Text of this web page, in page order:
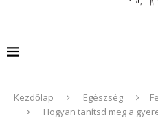
Kezdőlap Egészség
Hogyan tanítsd meg a